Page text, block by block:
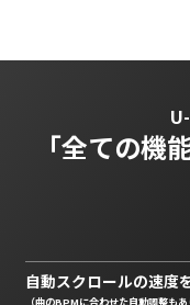
「全ての機
自動スクロールの速度
（曲のBPMに合わせた自動調整もあ